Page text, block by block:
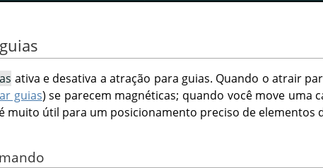
ativa e desativa a atração para guias. Quando o atrair
guias) se parecem magnéticas; quando você move uma
muito útil para um posicionamento preciso de elementos